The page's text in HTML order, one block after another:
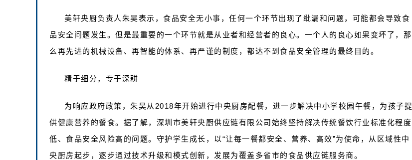
美轩央厨负责人朱昊表示，食品安全无小事，任何一个环节出现了纰漏和问题，可能都会导致食
品安全问题发生。但是最重要的一个环节就是从业者和经营者的良心。一个人的良心如果变坏了，那
么再先进的机械设备、再智能的体系、再严谨的制度，都达不到食品安全管理的最终目的。
精于细分，专于深耕
为响应政府政策，朱昊从2018年开始进行中央厨房配餐，进一步解决中小学校园午餐，为孩子提
供健康营养的餐食。据了解，深圳市美轩央厨供应链有限公司始终坚持解决传统餐饮行业标准化程度
低、食品安全风险高的问题。守护学生成长，以“让每一餐都安全、营养、高效”为使命，从区域性中
央厨房起步，逐步通过技术升级和模式创新，发展为覆盖多省市的食品供应链服务商。